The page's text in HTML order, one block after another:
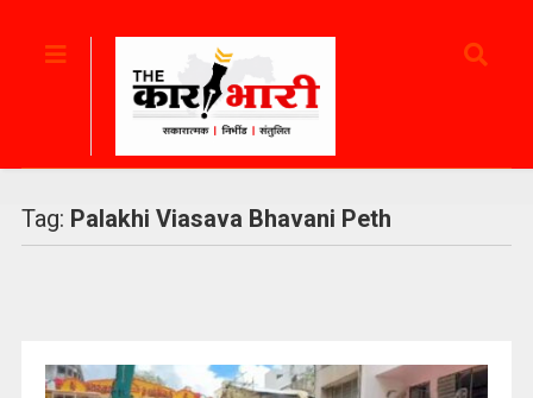
Tag: Palakhi Viasava Bhavani Peth